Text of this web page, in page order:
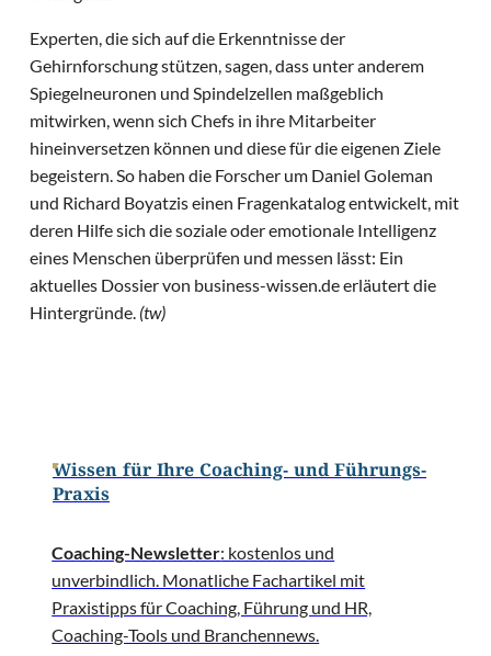
Experten, die sich auf die Erkenntnisse der
Gehirnforschung stützen, sagen, dass unter anderem
Spiegelneuronen und Spindelzellen maßgeblich
mitwirken, wenn sich Chefs in ihre Mitarbeiter
hineinversetzen können und diese für die eigenen Ziele
begeistern. So haben die Forscher um Daniel Goleman
und Richard Boyatzis einen Fragenkatalog entwickelt, mit
deren Hilfe sich die soziale oder emotionale Intelligenz
eines Menschen überprüfen und messen lässt: Ein
aktuelles Dossier von business-wissen.de erläutert die
Hintergründe. (tw)
Wissen für Ihre Coaching- und Führungs-
Praxis
Coaching-Newsletter: kostenlos und
unverbindlich. Monatliche Fachartikel mit
Praxistipps für Coaching, Führung und HR,
Coaching-Tools und Branchennews.